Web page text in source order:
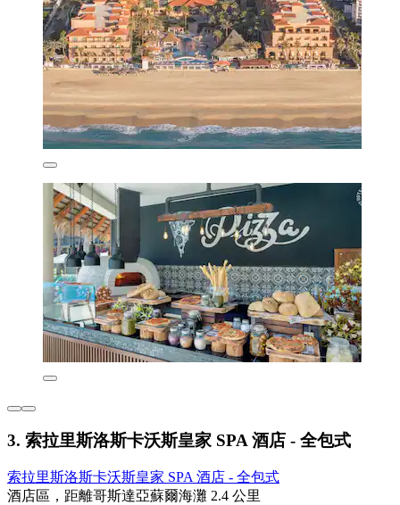
3. 索拉里斯洛斯卡沃斯皇家 SPA 酒店 - 全包式
索拉里斯洛斯卡沃斯皇家 SPA 酒店 - 全包式
酒店區，距離哥斯達亞蘇爾海灘 2.4 公里